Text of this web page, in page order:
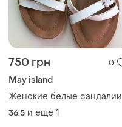
750 грн 0
May island
Женские белые сандалии
36.5 и еще 1